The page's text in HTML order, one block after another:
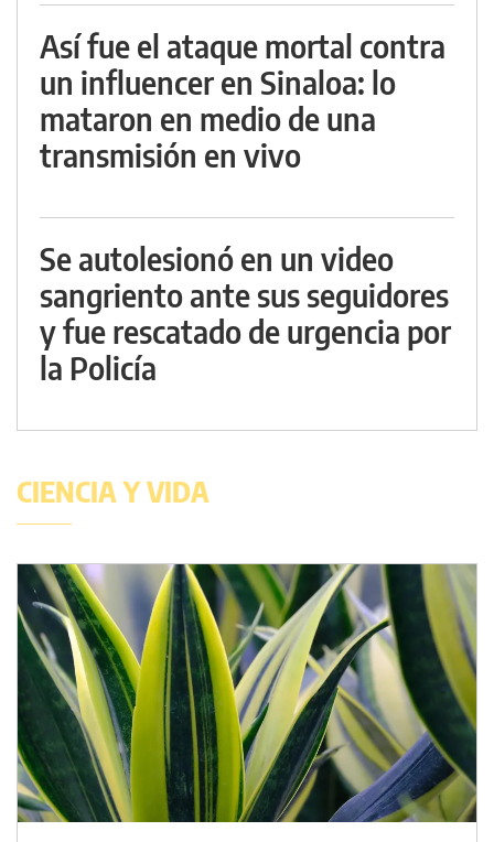
Así fue el ataque mortal contra
un influencer en Sinaloa: lo
mataron en medio de una
transmisión en vivo
Se autolesionó en un video
sangriento ante sus seguidores
y fue rescatado de urgencia por
la Policía
CIENCIA Y VIDA